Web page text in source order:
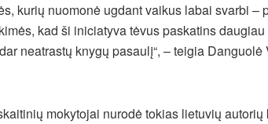
kurių nuomonė ugdant vaikus labai svarbi –
kad ši iniciatyva tėvus paskatins
neatrastų knygų pasaulį“, – teigia
mokytojai nurodė tokias lietuvių autorių